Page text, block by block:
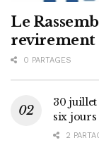
Le
revirement
0 PARTAGES
30 juillet
six
2